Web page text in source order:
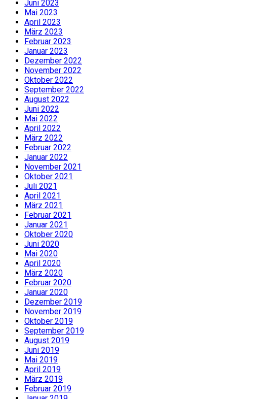
Juni 2023
Mai 2023
April 2023
März 2023
Februar 2023
Januar 2023
Dezember 2022
November 2022
Oktober 2022
September 2022
August 2022
Juni 2022
Mai 2022
April 2022
März 2022
Februar 2022
Januar 2022
November 2021
Oktober 2021
Juli 2021
April 2021
März 2021
Februar 2021
Januar 2021
Oktober 2020
Juni 2020
Mai 2020
April 2020
März 2020
Februar 2020
Januar 2020
Dezember 2019
November 2019
Oktober 2019
September 2019
August 2019
Juni 2019
Mai 2019
April 2019
März 2019
Februar 2019